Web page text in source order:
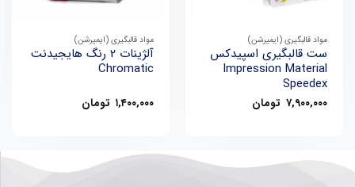
مواد قالبگیری (ایمپرشن)
ست قالبگیری اسپیدکس
Impression Material
Speedex
۷,۹۰۰,۰۰۰ تومان
مواد قالبگیری (ایمپرشن)
آلژینات 2 رنگ هایجیدنت
Chromatic
۱,۴۰۰,۰۰۰ تومان